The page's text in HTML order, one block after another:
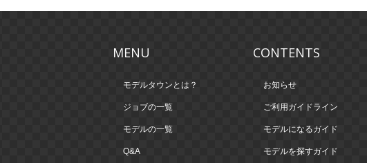
MENU
モデルタウンとは？
ジョブの一覧
モデルの一覧
Q&A
CONTENTS
お知らせ
ご利用ガイドライン
モデルになるガイド
モデルを探すガイド